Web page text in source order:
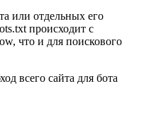
или отдельных его
происходит с
что и для поискового
всего сайта для бота